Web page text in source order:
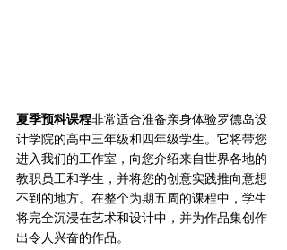
夏季预科课程非常适合准备亲身体验罗德岛设
计学院的高中三年级和四年级学生。它将带您
进入我们的工作室，向您介绍来自世界各地的
教职员工和学生，并将您的创意实践推向意想
不到的地方。在整个为期五周的课程中，学生
将完全沉浸在艺术和设计中，并为作品集创作
出令人兴奋的作品。